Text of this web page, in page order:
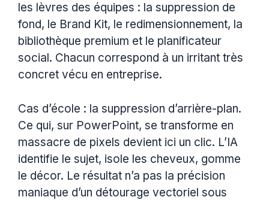
les lèvres des équipes : la suppression de
fond, le Brand Kit, le redimensionnement, la
bibliothèque premium et le planificateur
social. Chacun correspond à un irritant très
concret vécu en entreprise.
Cas d’école : la suppression d’arrière-plan.
Ce qui, sur PowerPoint, se transforme en
massacre de pixels devient ici un clic. L’IA
identifie le sujet, isole les cheveux, gomme
le décor. Le résultat n’a pas la précision
maniaque d’un détourage vectoriel sous